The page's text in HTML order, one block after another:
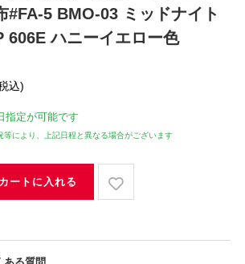
#FA-5 BMO-03 ミッドナイト
ハニーイエロー色
込)
指定が可能です
により、上記日程と異なる場合がございます
カートに入れる